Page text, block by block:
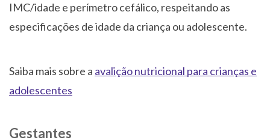
IMC/idade e perímetro cefálico, respeitando as
especificações de idade da criança ou adolescente.
Saiba mais sobre a avalição nutricional para crianças e
adolescentes
Gestantes